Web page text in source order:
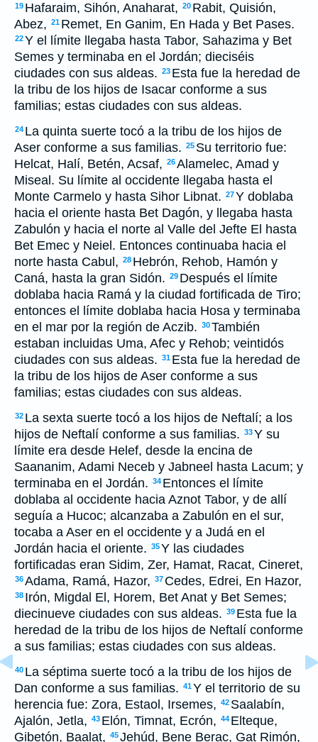
19 Hafaraim, Sihón, Anaharat, 20 Rabit, Quisión,
Abez, 21 Remet, En Ganim, En Hada y Bet Pases.
22Y el límite llegaba hasta Tabor, Sahazima y Bet
Semes y terminaba en el Jordán; dieciséis
ciudades con sus aldeas. 23 Esta fue la heredad de
la tribu de los hijos de Isacar conforme a sus
familias; estas ciudades con sus aldeas.
24 La quinta suerte tocó a la tribu de los hijos de
Aser conforme a sus familias. 25 Su territorio fue:
Helcat, Halí, Betén, Acsaf, 26Alamelec, Amad y
Miseal. Su límite al occidente llegaba hasta el
Monte Carmelo y hasta Sihor Libnat. 27Y doblaba
hacia el oriente hasta Bet Dagón, y llegaba hasta
Zabulón y hacia el norte al Valle del Jefte El hasta
Bet Emec y Neiel. Entonces continuaba hacia el
norte hasta Cabul, 28 Hebrón, Rehob, Hamón y
Caná, hasta la gran Sidón. 29 Después el límite
doblaba hacia Ramá y la ciudad fortificada de Tiro;
entonces el límite doblaba hacia Hosa y terminaba
en el mar por la región de Aczib. 30También
estaban incluidas Uma, Afec y Rehob; veintidós
ciudades con sus aldeas. 31 Esta fue la heredad de
la tribu de los hijos de Aser conforme a sus
familias; estas ciudades con sus aldeas.
32 La sexta suerte tocó a los hijos de Neftalí; a los
hijos de Neftalí conforme a sus familias. 33Y su
límite era desde Helef, desde la encina de
Saananim, Adami Neceb y Jabneel hasta Lacum; y
terminaba en el Jordán. 34 Entonces el límite
doblaba al occidente hacia Aznot Tabor, y de allí
seguía a Hucoc; alcanzaba a Zabulón en el sur,
tocaba a Aser en el occidente y a Judá en el
Jordán hacia el oriente. 35Y las ciudades
fortificadas eran Sidim, Zer, Hamat, Racat, Cineret,
36Adama, Ramá, Hazor, 37 Cedes, Edrei, En Hazor,
38 Irón, Migdal El, Horem, Bet Anat y Bet Semes;
diecinueve ciudades con sus aldeas. 39 Esta fue la
heredad de la tribu de los hijos de Neftalí conforme
a sus familias; estas ciudades con sus aldeas.
40 La séptima suerte tocó a la tribu de los hijos de
Dan conforme a sus familias. 41Y el territorio de su
herencia fue: Zora, Estaol, Irsemes, 42 Saalabín,
Ajalón, Jetla, 43 Elón, Timnat, Ecrón, 44 Elteque,
Gibetón, Baalat, 45Jehúd, Bene Berac, Gat Rimón,